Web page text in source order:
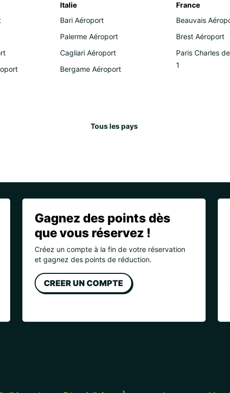
Italie
Bari Aéroport
Palerme Aéroport
Cagliari Aéroport
Bergame Aéroport
France
Beauvais
Brest Aéroport
Paris Charles
1
Tous les pays
Gagnez des points dès
que vous réservez !
Créez un compte à la fin de votre réservation
et gagnez des points de réduction.
CREER UN COMPTE